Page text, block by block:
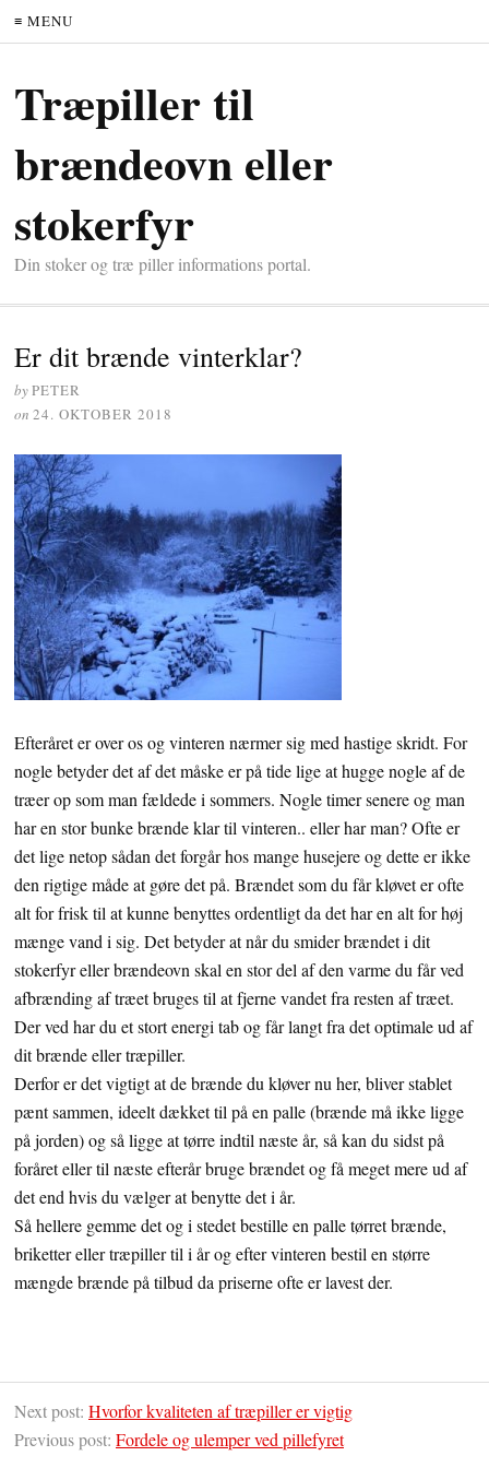
≡ MENU
Træpiller til
brændeovn eller
stokerfyr
Din stoker og træ piller informations portal.
Er dit brænde vinterklar?
byPETER
on 24. OKTOBER 2018
Efteråret er over os og vinteren nærmer sig med hastige skridt. For
nogle betyder det af det måske er på tide lige at hugge nogle af de
træer op som man fældede i sommers. Nogle timer senere og man
har en stor bunke brænde klar til vinteren.. eller har man? Ofte er
det lige netop sådan det forgår hos mange husejere og dette er ikke
den rigtige måde at gøre det på. Brændet som du får kløvet er ofte
alt for frisk til at kunne benyttes ordentligt da det har en alt for høj
mænge vand i sig. Det betyder at når du smider brændet i dit
stokerfyr eller brændeovn skal en stor del af den varme du får ved
afbrænding af træet bruges til at fjerne vandet fra resten af træet.
Der ved har du et stort energi tab og får langt fra det optimale ud af
dit brænde eller træpiller.
Derfor er det vigtigt at de brænde du kløver nu her, bliver stablet
pænt sammen, ideelt dækket til på en palle (brænde må ikke ligge
på jorden) og så ligge at tørre indtil næste år, så kan du sidst på
foråret eller til næste efterår bruge brændet og få meget mere ud af
det end hvis du vælger at benytte det i år.
Så hellere gemme det og i stedet bestille en palle tørret brænde,
briketter eller træpiller til i år og efter vinteren bestil en større
mængde brænde på tilbud da priserne ofte er lavest der.
Next post: Hvorfor kvaliteten af træpiller er vigtig
Previous post: Fordele og ulemper ved pillefyret